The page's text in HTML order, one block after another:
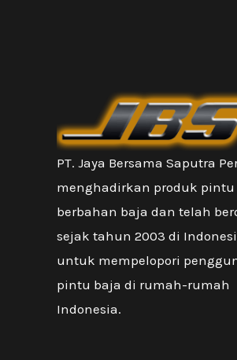
PT. Jaya Bersama Saputra
menghadirkan produk pintu
berbahan baja dan telah
sejak tahun 2003 di
untuk mempelopori
pintu baja di rumah-rumah
Indonesia.